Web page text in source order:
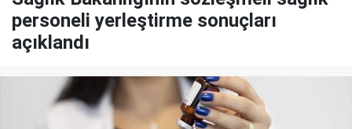
personeli yerleştirme sonuçları
açıklandı